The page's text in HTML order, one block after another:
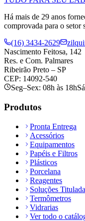
Há mais de 29 anos
comprovada para o setor
(16) 3434-2629
Nascimento Feitosa, 142
Res. e Com. Palmares
Ribeirão Preto – SP
CEP: 14092-540
Seg–Sex: 08h às 18h
Produtos
Pronta Entrega
Acessórios
Equipamentos
Papéis e Filtros
Plásticos
Porcelana
Reagentes
Soluções
Termômetros
Vidrarias
Ver todo o